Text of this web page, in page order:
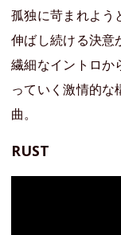
孤独に苛まれよう
伸ばし続ける決意
繊細なイントロか
っていく激情的な
曲。
RUST